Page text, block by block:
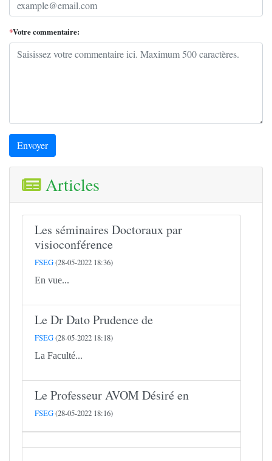
*Votre commentaire:
Envoyer
Articles
Les séminaires Doctoraux par
visioconférence
FSEG(28-05-2022 18:36)
En vue...
Le Dr Dato Prudence de
FSEG(28-05-2022 18:18)
La Faculté...
Le Professeur AVOM Désiré en
FSEG(28-05-2022 18:16)